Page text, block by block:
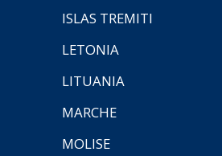
ISLAS TREMITI
LETONIA
LITUANIA
MARCHE
MOLISE